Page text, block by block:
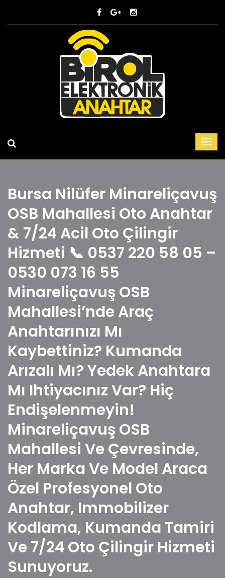
Bursa Nilüfer Minareliçavuş
OSB Mahallesi Oto Anahtar
& 7/24 Acil Oto Çilingir
Hizmeti 📞 0537 220 58 05 –
0530 073 16 55
Minareliçavuş OSB
Mahallesi’nde Araç
Anahtarınızı Mı
Kaybettiniz? Kumanda
Arızalı Mı? Yedek Anahtara
Mı Ihtiyacınız Var? Hiç
Endişelenmeyin!
Minareliçavuş OSB
Mahallesi Ve Çevresinde,
Her Marka Ve Model Araca
Özel Profesyonel Oto
Anahtar, Immobilizer
Kodlama, Kumanda Tamiri
Ve 7/24 Oto Çilingir Hizmeti
Sunuyoruz.